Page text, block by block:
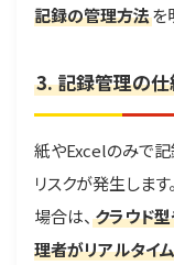
記録の管理方法を
3. 記録管理の
紙やExcelのみで記
リスクが発生しま
場合は、 クラウド
理者がリアルタイ